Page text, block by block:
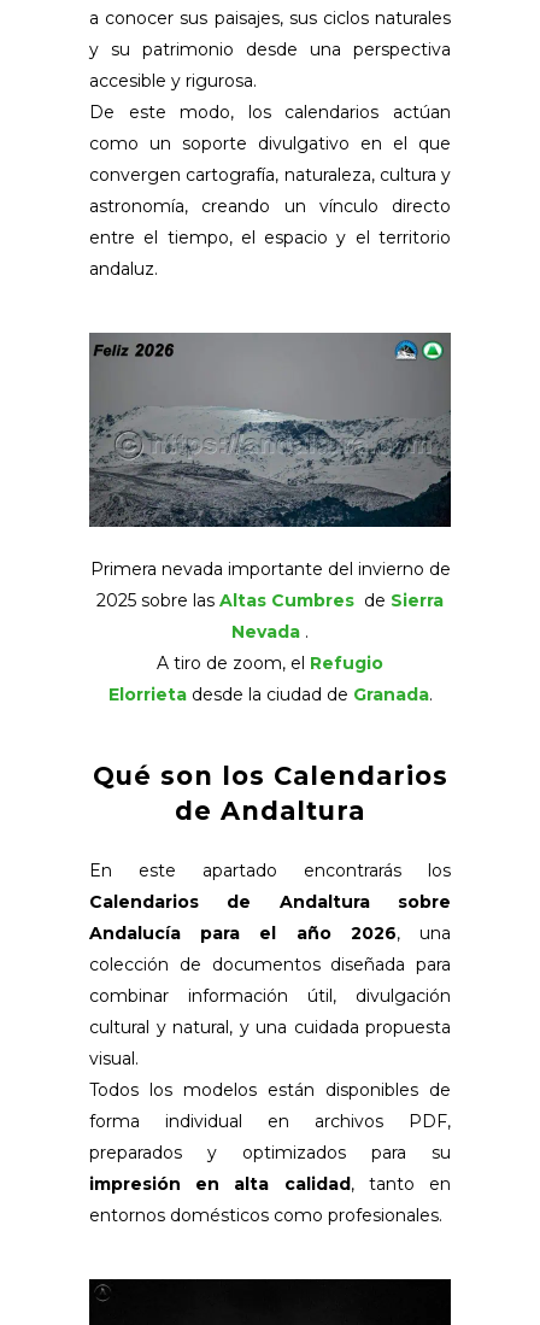
a conocer sus paisajes, sus ciclos naturales
y su patrimonio desde una perspectiva
accesible y rigurosa.
De este modo, los calendarios actúan
como un soporte divulgativo en el que
convergen cartografía, naturaleza, cultura y
astronomía, creando un vínculo directo
entre el tiempo, el espacio y el territorio
andaluz.
Primera nevada importante del invierno de
2025 sobre las Altas Cumbres de Sierra
Nevada .
A tiro de zoom, el Refugio
Elorrietadesde la ciudad de Granada.
Qué son los Calendarios
de Andaltura
En este apartado encontrarás los
Calendarios de Andaltura sobre
Andalucía para el año 2026, una
colección de documentos diseñada para
combinar información útil, divulgación
cultural y natural, y una cuidada propuesta
visual.
Todos los modelos están disponibles de
forma individual en archivos PDF,
preparados y optimizados para su
impresión en alta calidad, tanto en
entornos domésticos como profesionales.